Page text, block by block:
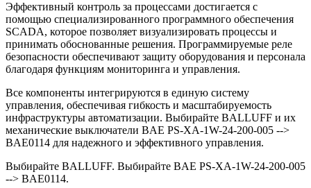
Эффективный контроль за процессами достигается с
помощью специализированного программного обеспечения
SCADA, которое позволяет визуализировать процессы и
принимать обоснованные решения. Программируемые реле
безопасности обеспечивают защиту оборудования и персонала
благодаря функциям мониторинга и управления.
Все компоненты интегрируются в единую систему
управления, обеспечивая гибкость и масштабируемость
инфраструктуры автоматизации. Выбирайте BALLUFF и их
механические выключатели BAE PS-XA-1W-24-200-005 -->
BAE0114 для надежного и эффективного управления.
Выбирайте BALLUFF. Выбирайте BAE PS-XA-1W-24-200-005
--> BAE0114.